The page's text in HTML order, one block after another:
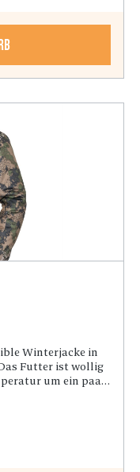
Winterjacke in
Futter ist wollig
um ein paar
und